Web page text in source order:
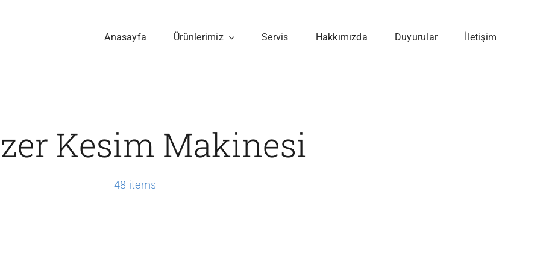
Anasayfa Ürünlerimiz Servis Hakkımızda Duyurular İletişim
Kesim Makinesi
48 items